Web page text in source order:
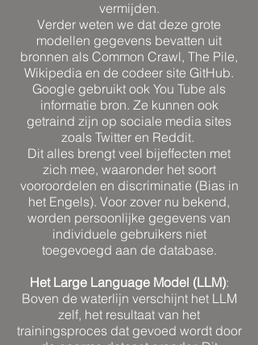
vermijden.
Verder weten we dat deze grote
modellen gegevens bevatten uit
bronnen als Common Crawl, The Pile,
Wikipedia en de codeer site GitHub.
Google gebruikt ook You Tube als
informatie bron. Ze kunnen ook
getraind zijn op sociale media sites
zoals Twitter en Reddit.
Dit alles brengt veel bijeffecten met
zich mee, waaronder het soort
vooroordelen en discriminatie (Bias in
het Engels). Voor zover nu bekend,
worden persoonlijke gegevens van
individuele gebruikers niet
toegevoegd aan de database.
Het Large Language Model (LLM):
Boven de waterlijn verschijnt het LLM
zelf, het resultaat van het
trainingsproces dat gevoed wordt door